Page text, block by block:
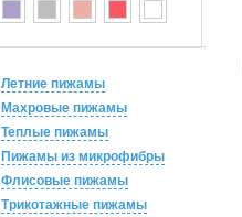
Летние пижамы
Махровые пижамы
Теплые пижамы
Пижамы из микрофибры
Флисовые пижамы
Трикотажные пижамы